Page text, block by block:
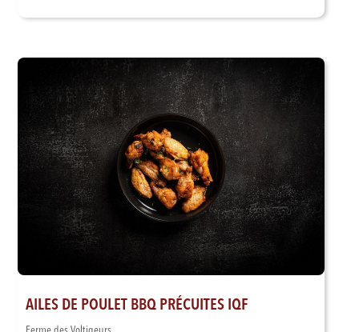
AILES DE POULET BBQ PRÉCUITES IQF